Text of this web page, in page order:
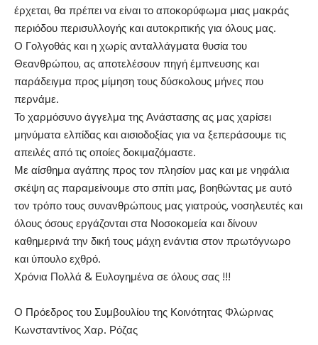
έρχεται, θα πρέπει να είναι το αποκορύφωμα μιας μακράς
περιόδου περισυλλογής και αυτοκριτικής για όλους μας.
Ο Γολγοθάς και η χωρίς ανταλλάγματα θυσία του
Θεανθρώπου, ας αποτελέσουν πηγή έμπνευσης και
παράδειγμα προς μίμηση τους δύσκολους μήνες που
περνάμε.
Το χαρμόσυνο άγγελμα της Ανάστασης ας μας χαρίσει
μηνύματα ελπίδας και αισιοδοξίας για να ξεπεράσουμε τις
απειλές από τις οποίες δοκιμαζόμαστε.
Με αίσθημα αγάπης προς τον πλησίον μας και με νηφάλια
σκέψη ας παραμείνουμε στο σπίτι μας, βοηθώντας με αυτό
τον τρόπο τους συνανθρώπους μας γιατρούς, νοσηλευτές και
όλους όσους εργάζονται στα Νοσοκομεία και δίνουν
καθημερινά την δική τους μάχη ενάντια στον πρωτόγνωρο
και ύπουλο εχθρό.
Χρόνια Πολλά & Ευλογημένα σε όλους σας !!!
Ο Πρόεδρος του Συμβουλίου της Κοινότητας Φλώρινας
Κωνσταντίνος Χαρ. Ρόζας